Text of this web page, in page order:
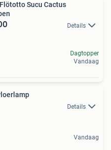
Sucu Cactus
Details
Dagtopper
Vandaag
Details
Vandaag